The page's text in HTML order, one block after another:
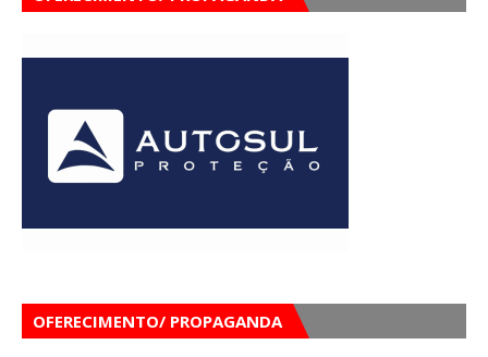
OFERECIMENTO/ PROPAGANDA